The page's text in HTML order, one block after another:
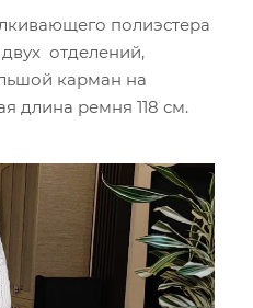
полиэстера
отделений,
карман на
длина ремня 118 см.